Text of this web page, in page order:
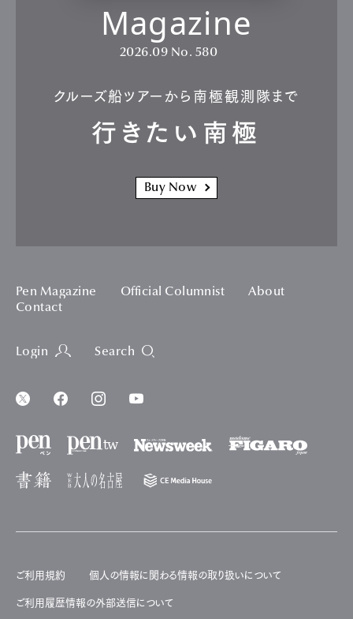
Magazine
2026.09 No. 580
クルーズ船ツアーから南極観測隊まで
行きたい南極
Buy Now
Pen Magazine Official Columnist
About
Contact
Login Search
ご利用規約 個人の情報に関わる情報の取り扱いについて
ご利用履歴情報の外部送信について